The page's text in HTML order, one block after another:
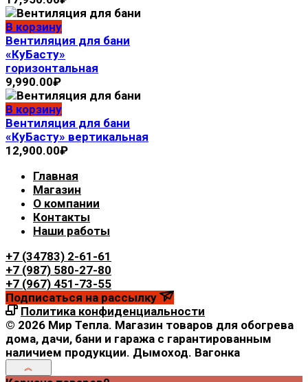
В корзину
Вентиляция для бани
«КуБасту»
горизонтальная
9,990.00₽
В корзину
Вентиляция для бани
«КуБасту» вертикальная
12,900.00₽
Главная
Магазин
О компании
Контакты
Наши работы
+7 (34783) 2-61-61
+7 (987) 580-27-80
+7 (967) 451-73-55
Подписаться на рассылку
Политика конфиденциальности
© 2026 Мир Тепла. Магазин товаров для обогрева
дома, дачи, бани и гаража с гарантированным
наличием продукции. Дымоход. Вагонка